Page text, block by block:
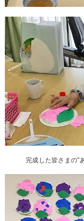
完成した皆さまの"